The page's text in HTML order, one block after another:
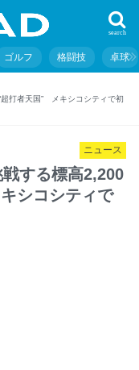
search
ゴルフ 格闘技 卓球
超打者天国” メキシコシティで初
ニュース
戦する標高2,200
シコシティで